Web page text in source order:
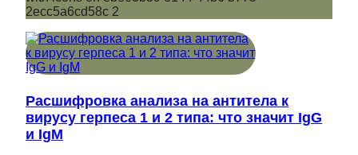
Расшифровка анализа на антитела к
вирусу герпеса 1 и 2 типа: что значит IgG
и IgM